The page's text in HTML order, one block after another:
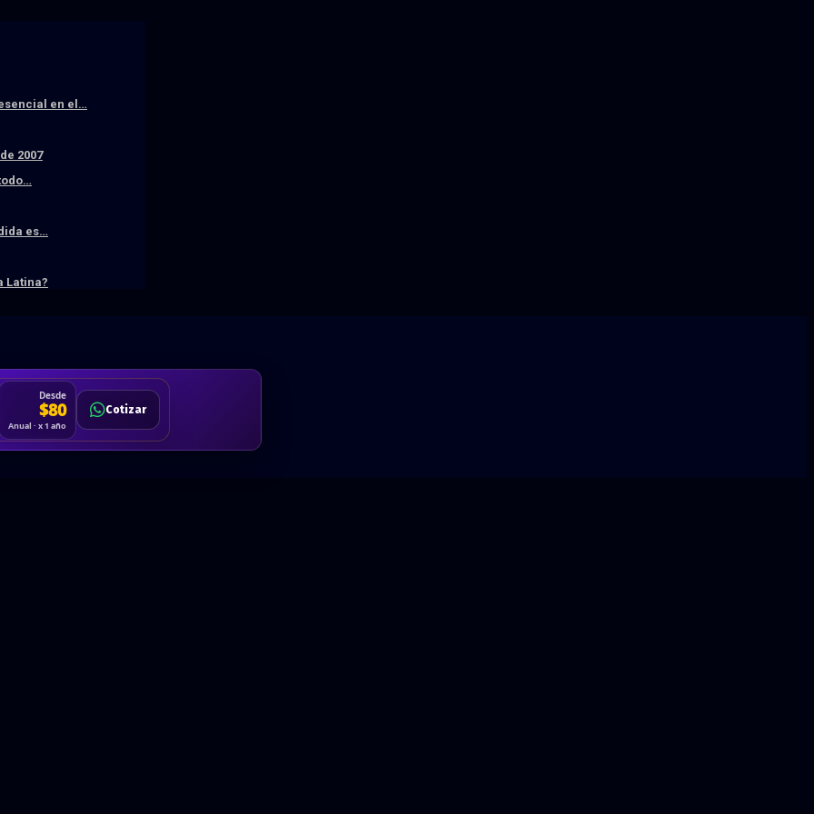
en el…
2007
es…
Latina?
Desde
$80
Anual · x 1 año
Cotizar
Cotizar
Hablemos
Solicitar